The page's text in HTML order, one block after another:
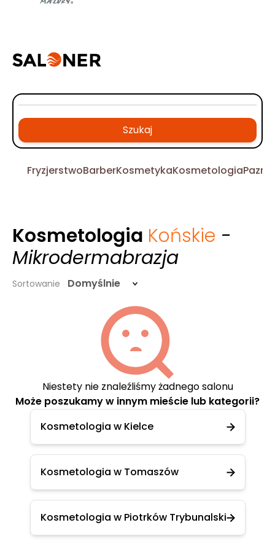
Szukaj
FryzjerstwoBarberKosmetykaKosmetologia
Kosmetologia Końskie -
Mikrodermabrazja
Sortowanie Domyślnie
Niestety nie znaleźliśmy żadnego salonu
Może poszukamy w innym mieście lub kategorii?
Kosmetologia w Kielce
Kosmetologia w Tomaszów
Kosmetologia w Piotrków Trybunalski